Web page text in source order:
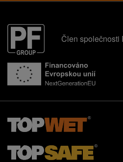
Člen společnosti